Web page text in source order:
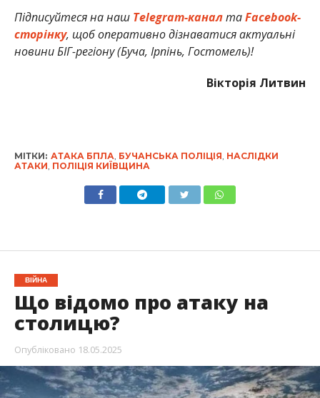
Підписуйтеся на наш Telegram-каналтаFacebook-
сторінку, щоб оперативно дізнаватися актуальні
новини БІГ-регіону (Буча, Ірпінь, Гостомель)!
Вікторія Литвин
МІТКИ: АТАКА БПЛА, БУЧАНСЬКА ПОЛІЦІЯ, НАСЛІДКИ
АТАКИ, ПОЛІЦІЯ КИЇВЩИНА
ВІЙНА
Що відомо про атаку на
столицю?
Опубліковано 18.05.2025